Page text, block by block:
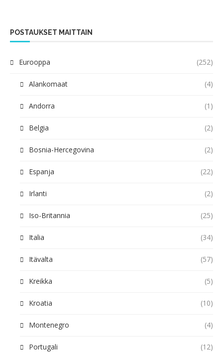
POSTAUKSET MAITTAIN
Eurooppa (252)
Alankomaat (4)
Andorra (1)
Belgia (2)
Bosnia-Hercegovina (2)
Espanja (22)
Irlanti (2)
Iso-Britannia (25)
Italia (34)
Itävalta (57)
Kreikka (5)
Kroatia (10)
Montenegro (4)
Portugali (12)